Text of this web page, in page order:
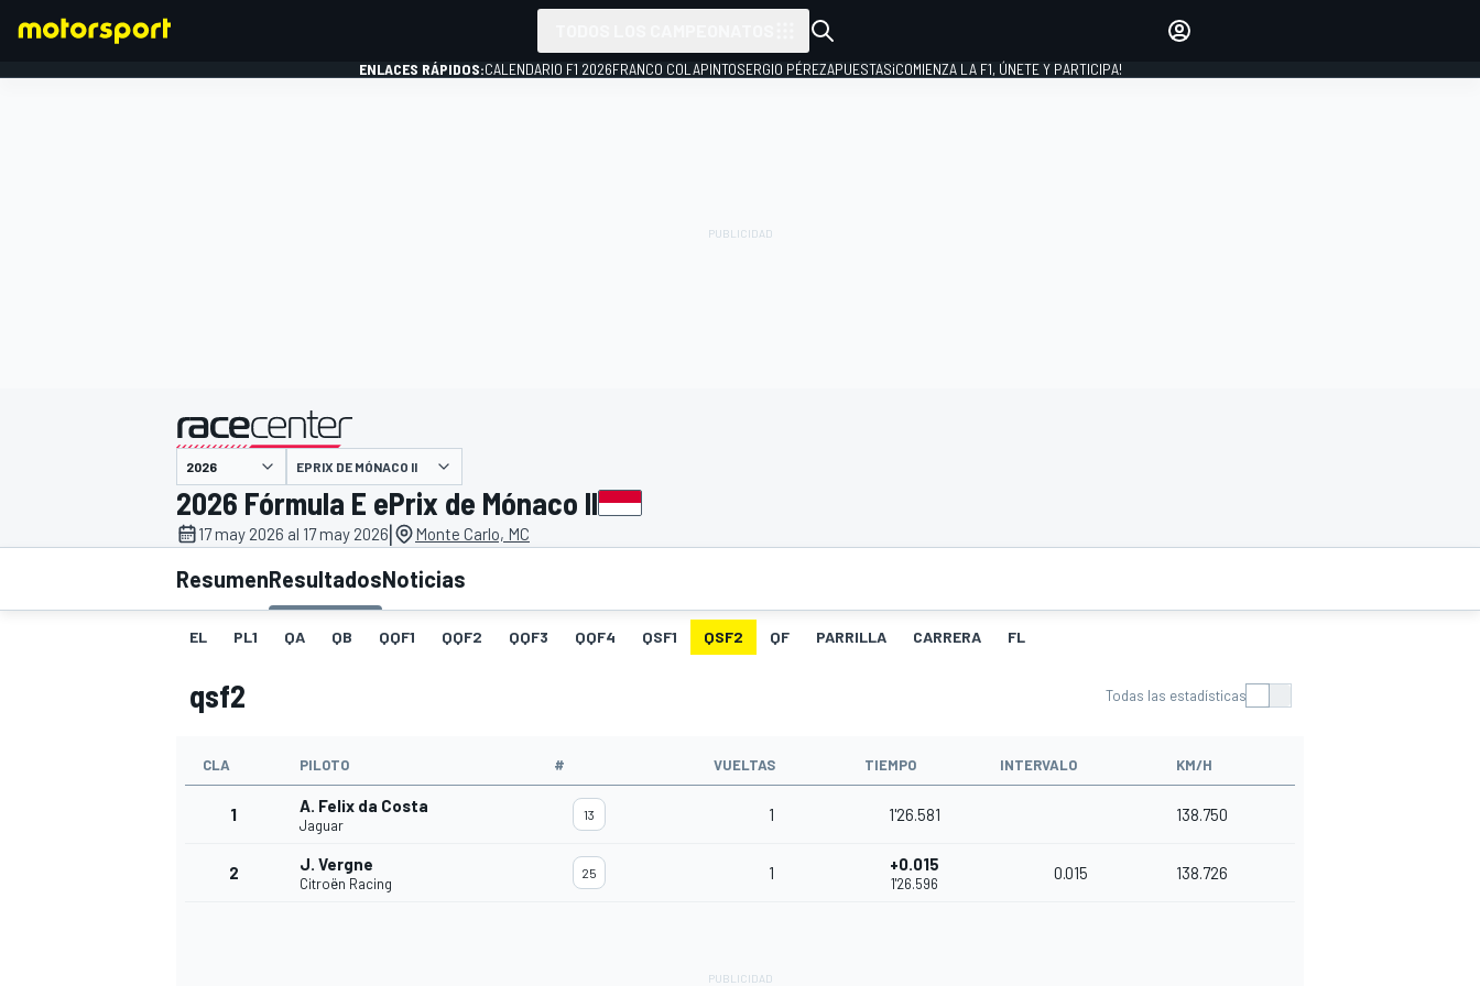
INDYCAR
INICIAR SESIÓN
ENLACES RÁPIDOS:CALENDARIO F1 2026FRANCO COLAPINTOSERGIO PÉREZAPUESTAS¡COMIENZA LA F1, ÚNETE Y PARTICIPA!
presentado por
EPRIX DE MÓNACO II
2026 Fórmula E ePrix de Mónaco II
17 may 2026 al 17 may 2026| Monte Carlo, MC
ResumenResultadosNoticias
EL PL1 QA QB QQF1 QQF2 QQF3 QQF4 QSF1 QSF2 QF PARRILLA CARRERA FL
qsf2 Todas las estadísticas
CLA PILOTO # VUELTAS TIEMPO INTERVALO KM/H
1 A. Felix da Costa
Jaguar
13 1 1'26.581 138.750
2 J. Vergne
Citroën Racing
25 1 +0.015
1'26.596
0.015 138.726